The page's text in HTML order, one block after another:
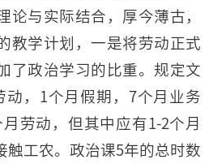
与实际结合，厚今薄古，
教学计划，一是将劳动正式
了政治学习的比重。规定文
动，1个月假期，7个月业务
劳动，但其中应有1-2个月
触工农。政治课5年的总时数